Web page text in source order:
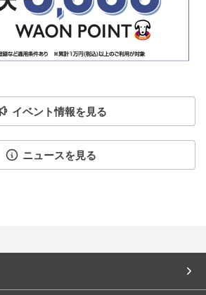
イベント情報を見る
ニュースを見る